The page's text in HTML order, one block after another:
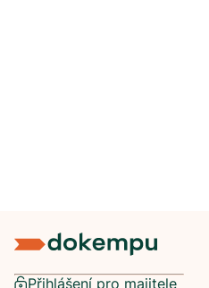
Přihlášení pro majitele